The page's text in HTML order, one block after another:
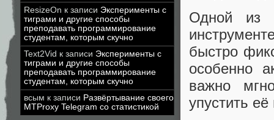
ResizeOn к записи Эксперименты с
тиграми и другие способы
преподавать программирование
студентам, которым скучно
Text2Vid к записи Эксперименты с
тиграми и другие способы
преподавать программирование
студентам, которым скучно
всым к записи Развёртывание своего
MTProxy Telegram со статистикой
Одной из
быстро
особенно
важно
упустить её